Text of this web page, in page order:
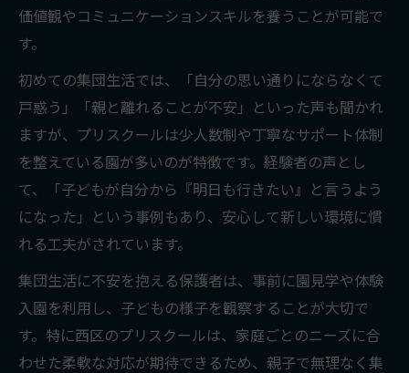
価値観やコミュニケーションスキルを養うことが可能で
す。
初めての集団生活では、「自分の思い通りにならなくて
戸惑う」「親と離れることが不安」といった声も聞かれ
ますが、プリスクールは少人数制や丁寧なサポート体制
を整えている園が多いのが特徴です。経験者の声とし
て、「子どもが自分から『明日も行きたい』と言うよう
になった」という事例もあり、安心して新しい環境に慣
れる工夫がされています。
集団生活に不安を抱える保護者は、事前に園見学や体験
入園を利用し、子どもの様子を観察することが大切で
す。特に西区のプリスクールは、家庭ごとのニーズに合
わせた柔軟な対応が期待できるため、親子で無理なく集